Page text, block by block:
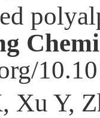
Xu Y,